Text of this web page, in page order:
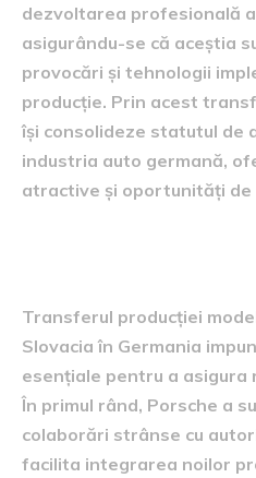
dezvoltarea profesională
asigurându-se că aceștia
provocări și tehnologii
producție. Prin acest
își consolideze statutul de
industria auto germană,
atractive și oportunități de
Transferul producției
Slovacia în Germania
esențiale pentru a
În primul rând, Porsche a
colaborări strânse cu
facilita integrarea noilor